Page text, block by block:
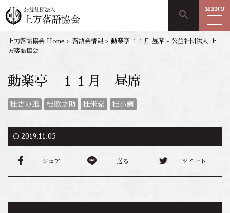
search MENU
上方落語協会 Home > 落語会情報 > 動楽亭 １１月 昼席 - 公益社団法人 上
方落語協会
動楽亭 １１月 昼席
桂吉の丞 桂歌之助 桂米紫 桂小鯛
access_time 2019.11.05
シェア 送る ツイート